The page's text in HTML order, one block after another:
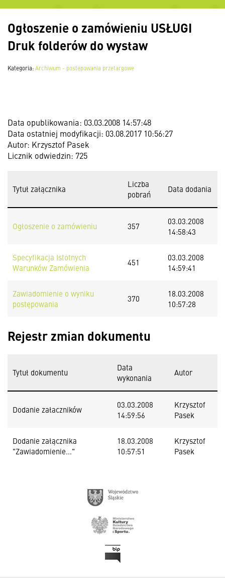
Ogłoszenie o zamówieniu USŁUGI
Druk folderów do wystaw
Kategoria:Archiwum - postępowania przetargowe
Data opublikowania: 03.03.2008 14:57:48
Data ostatniej modyfikacji: 03.08.2017 10:56:27
Autor: Krzysztof Pasek
Licznik odwiedzin: 725
Tytuł załącznika
Liczba
pobrań
Data dodania
Ogłoszenie o zamówieniu 357
03.03.2008
14:58:43
Specyfikacja Istotnych
Warunków Zamówienia
451
03.03.2008
14:59:41
Zawiadomienie o wyniku
postępowania
370
18.03.2008
10:57:28
Rejestr zmian dokumentu
Tytuł dokumentu
Data
wykonania
Autor
Dodanie załaczników
03.03.2008
14:59:56
Krzysztof
Pasek
Dodanie załącznika
"Zawiadomienie..."
18.03.2008
10:57:51
Krzysztof
Pasek